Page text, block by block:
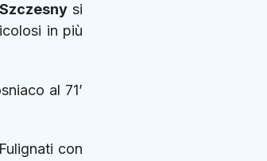
Szczesny si
in più
al 71’
con